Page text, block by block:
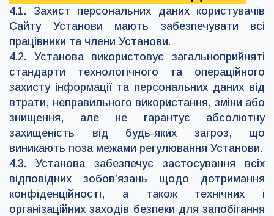
4.1. Захист персональних даних користувачів
Сайту Установи мають забезпечувати всі
працівники та члени Установи.
4.2. Установа використовує загальноприйняті
стандарти технологічного та операційного
захисту інформації та персональних даних від
втрати, неправильного використання, зміни або
знищення, але не гарантує абсолютну
захищеність від будь-яких загроз, що
виникають поза межами регулювання Установи.
4.3. Установа забезпечує застосування всіх
відповідних зобов’язань щодо дотримання
конфіденційності, а також технічних і
організаційних заходів безпеки для запобігання